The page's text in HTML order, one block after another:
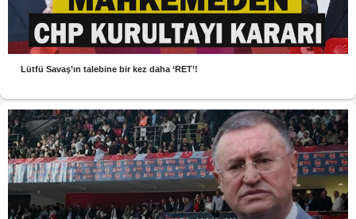
Lütfü Savaş’ın talebine bir kez daha ‘RET’!